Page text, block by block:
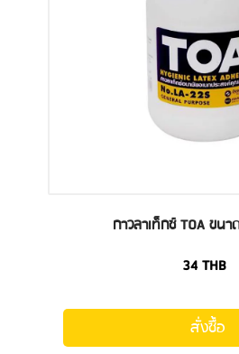
กาวลาเท็กซ์ TOA ขน
34 THB
สั่งซื้อ